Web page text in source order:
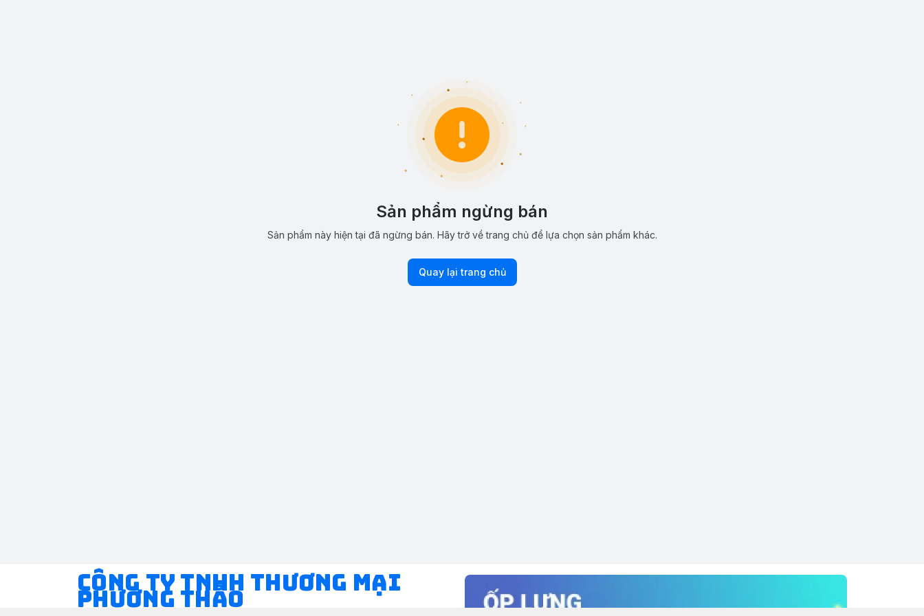
Sản phẩm ngừng bán
Sản phẩm này hiện tại đã ngừng bán. Hãy trở về trang chủ để lựa chọn sản phẩm khác.
Quay lại trang chủ
CÔNG TY TNHH THƯƠNG MẠI
PHƯƠNG THẢO